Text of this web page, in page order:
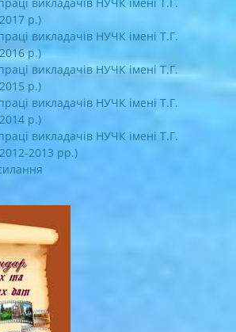
р.)
викладачів НУЧК імені Т.Г.
р.)
викладачів НУЧК імені Т.Г.
р.)
викладачів НУЧК імені Т.Г.
р.)
викладачів НУЧК імені Т.Г.
2013 рр.)